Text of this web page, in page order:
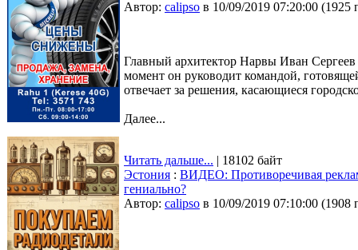
Автор: calipso в 10/09/2019 07:20:00 (1925
Главный архитектор Нарвы Иван
момент он руководит командой,
отвечает за решения, касающиеся
Далее...
Читать дальше... | 18102 байт
Эстония : ВИДЕО: Противоречивая
гениально?
Автор: calipso в 10/09/2019 07:10:00 (1908